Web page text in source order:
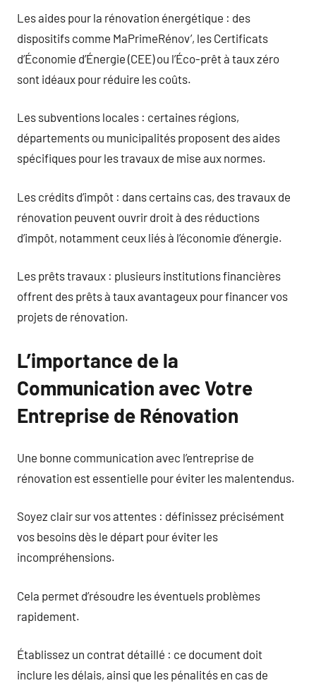
Les aides pour la rénovation énergétique : des
dispositifs comme MaPrimeRénov’, les Certificats
d’Économie d’Énergie (CEE) ou l’Éco-prêt à taux zéro
sont idéaux pour réduire les coûts.
Les subventions locales : certaines régions,
départements ou municipalités proposent des aides
spécifiques pour les travaux de mise aux normes.
Les crédits d’impôt : dans certains cas, des travaux de
rénovation peuvent ouvrir droit à des réductions
d’impôt, notamment ceux liés à l’économie d’énergie.
Les prêts travaux : plusieurs institutions financières
offrent des prêts à taux avantageux pour financer vos
projets de rénovation.
L’importance de la
Communication avec Votre
Entreprise de Rénovation
Une bonne communication avec l’entreprise de
rénovation est essentielle pour éviter les malentendus.
Soyez clair sur vos attentes : définissez précisément
vos besoins dès le départ pour éviter les
incompréhensions.
Cela permet d’résoudre les éventuels problèmes
rapidement.
Établissez un contrat détaillé : ce document doit
inclure les délais, ainsi que les pénalités en cas de